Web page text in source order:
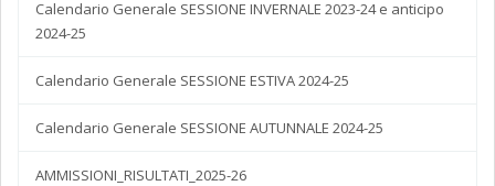
Calendario Generale SESSIONE INVERNALE 2023-24 e anticipo
2024-25
Calendario Generale SESSIONE ESTIVA 2024-25
Calendario Generale SESSIONE AUTUNNALE 2024-25
AMMISSIONI_RISULTATI_2025-26